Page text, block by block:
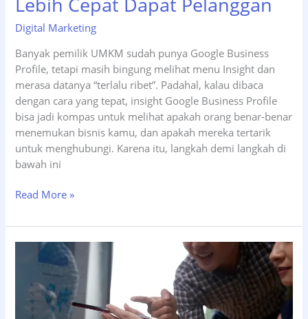
Digital Marketing
Banyak pemilik UMKM sudah punya Google Business
Profile, tetapi masih bingung melihat menu Insight dan
merasa datanya “terlalu ribet”. Padahal, kalau dibaca
dengan cara yang tepat, insight Google Business Profile
bisa jadi kompas untuk melihat apakah orang benar-benar
menemukan bisnis kamu, dan apakah mereka tertarik
untuk menghubungi. Karena itu, langkah demi langkah di
bawah ini
9
Sederhana
Membaca
Google
Business
Profile
Read More »